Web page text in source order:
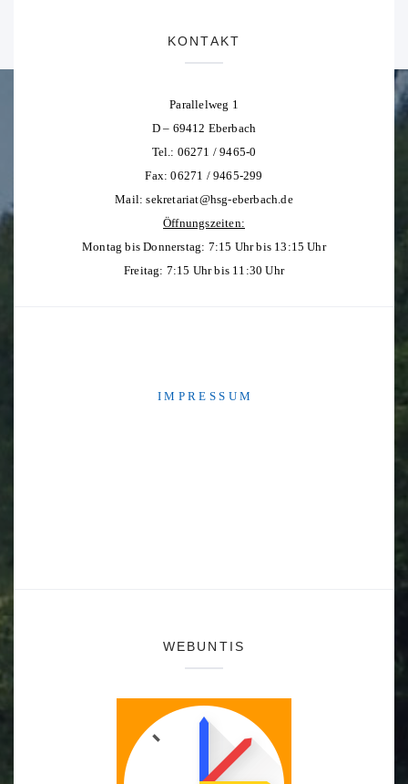
KONTAKT
Parallelweg 1
D – 69412 Eberbach
Tel.: 06271 / 9465-0
Fax: 06271 / 9465-299
Mail:sekretariat@hsg-eberbach.de
Öffnungszeiten:
Montag bis Donnerstag: 7:15 Uhr bis 13:15 Uhr
Freitag: 7:15 Uhr bis 11:30 Uhr
I M P R E S S U M
WEBUNTIS